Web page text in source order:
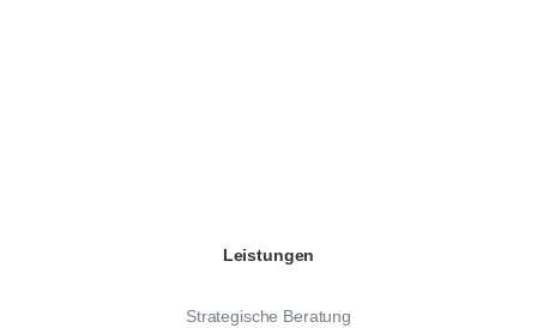
Leistungen
Strategische Beratung